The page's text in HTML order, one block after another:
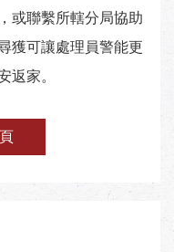
或聯繫所轄分局協助
獲可讓處理員警能更
家。